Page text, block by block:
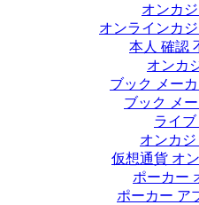
オンカ
オンラインカ
本人 確認
オンカ
ブック メー
ブック メ
ライブ
オンカ
仮想通貨 オ
ポーカー
ポーカー ア